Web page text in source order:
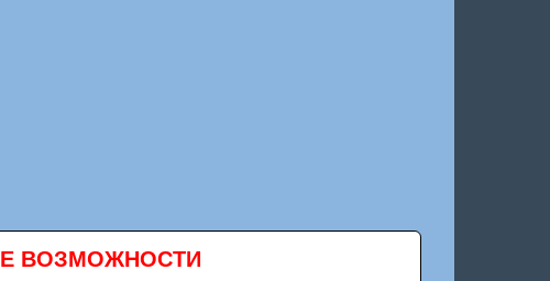
ВОЗМОЖНОСТИ